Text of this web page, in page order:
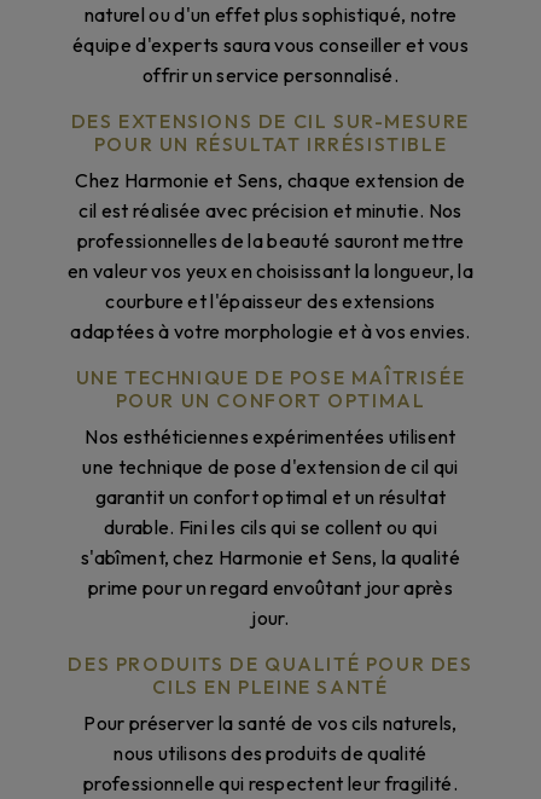
naturel ou d'un effet plus sophistiqué, notre
équipe d'experts saura vous conseiller et vous
offrir un service personnalisé.
DES EXTENSIONS DE CIL SUR-MESURE
POUR UN RÉSULTAT IRRÉSISTIBLE
Chez Harmonie et Sens, chaque extension de
cil est réalisée avec précision et minutie. Nos
professionnelles de la beauté sauront mettre
en valeur vos yeux en choisissant la longueur, la
courbure et l'épaisseur des extensions
adaptées à votre morphologie et à vos envies.
UNE TECHNIQUE DE POSE MAÎTRISÉE
POUR UN CONFORT OPTIMAL
Nos esthéticiennes expérimentées utilisent
une technique de pose d'extension de cil qui
garantit un confort optimal et un résultat
durable. Fini les cils qui se collent ou qui
s'abîment, chez Harmonie et Sens, la qualité
prime pour un regard envoûtant jour après
jour.
DES PRODUITS DE QUALITÉ POUR DES
CILS EN PLEINE SANTÉ
Pour préserver la santé de vos cils naturels,
nous utilisons des produits de qualité
professionnelle qui respectent leur fragilité.